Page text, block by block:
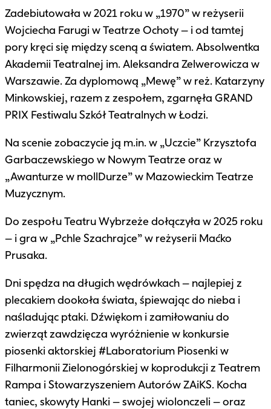
Zadebiutowała w 2021 roku w „1970” w reżyserii
Wojciecha Farugi w Teatrze Ochoty – i od tamtej
pory kręci się między sceną a światem. Absolwentka
Akademii Teatralnej im. Aleksandra Zelwerowicza w
Warszawie. Za dyplomową „Mewę” w reż. Katarzyny
Minkowskiej, razem z zespołem, zgarnęła GRAND
PRIX Festiwalu Szkół Teatralnych w Łodzi.
Na scenie zobaczycie ją m.in. w „Uczcie” Krzysztofa
Garbaczewskiego w Nowym Teatrze oraz w
„Awanturze w mollDurze” w Mazowieckim Teatrze
Muzycznym.
Do zespołu Teatru Wybrzeże dołączyła w 2025 roku
– i gra w „Pchle Szachrajce” w reżyserii Maćko
Prusaka.
Dni spędza na długich wędrówkach – najlepiej z
plecakiem dookoła świata, śpiewając do nieba i
naśladując ptaki. Dźwiękom i zamiłowaniu do
zwierząt zawdzięcza wyróżnienie w konkursie
piosenki aktorskiej #Laboratorium Piosenki w
Filharmonii Zielonogórskiej w koprodukcji z Teatrem
Rampa i Stowarzyszeniem Autorów ZAiKS. Kocha
taniec, skowyty Hanki – swojej wiolonczeli – oraz